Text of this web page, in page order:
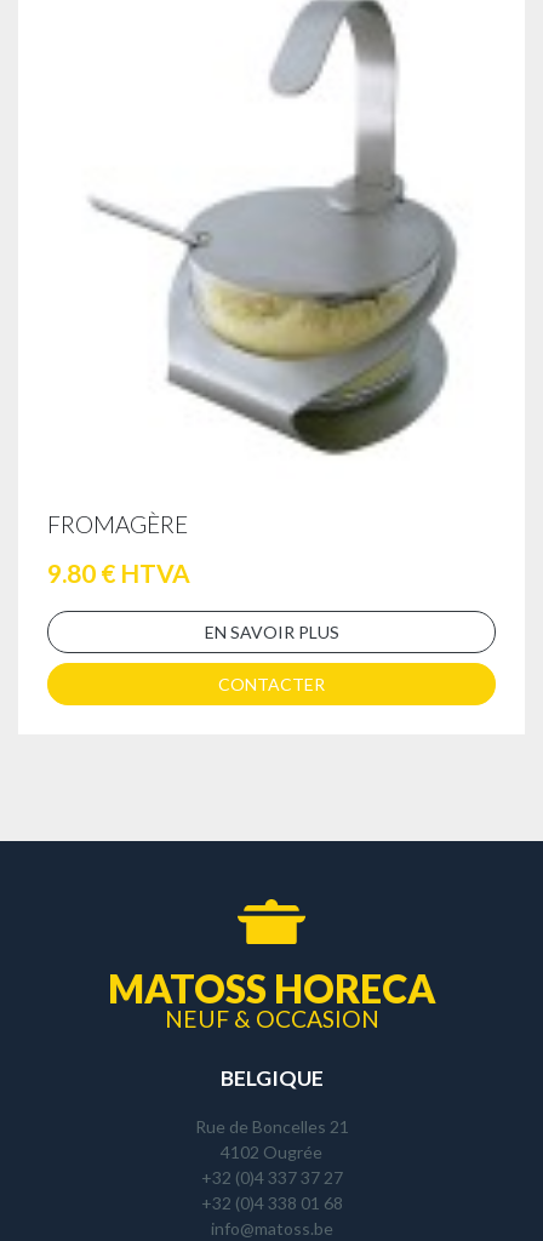
FROMAGÈRE
9.80 € HTVA
EN SAVOIR PLUS
CONTACTER
MATOSS HORECA
NEUF & OCCASION
BELGIQUE
Rue de Boncelles 21
4102 Ougrée
+32 (0)4 337 37 27
+32 (0)4 338 01 68
info@matoss.be